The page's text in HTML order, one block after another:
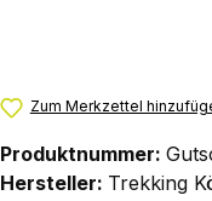
Zum Merkzettel
Produktnummer:
Hersteller: Trekking